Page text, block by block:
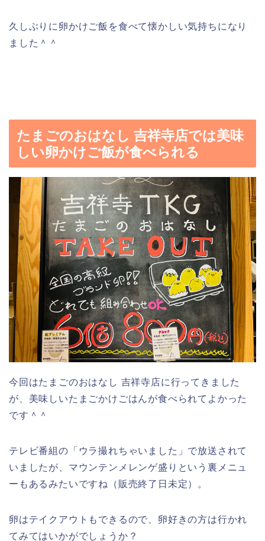
久しぶりに卵かけご飯を食べて懐かしい気持ちになり
ました＾＾
たまごのおはなし 吉祥寺店では美味
しい卵かけご飯が食べられる
今回はたまごのおはなし 吉祥寺店に行ってきました
が、美味しいたまごかけごはんが食べられてよかった
です＾＾
テレビ番組の「ウラ撮れちゃいました」で放送されて
いましたが、マウンテンメレンゲ盛りという裏メニュ
ーもあるみたいですね（販売終了日未定）。
卵はテイクアウトもできるので、卵好きの方は行かれ
てみてはいかがでしょうか？